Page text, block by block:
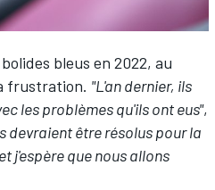
bleus en 2022, au
frustration. "L'an dernier, ils
les problèmes qu'ils ont eus",
devraient être résolus pour la
j'espère que nous allons